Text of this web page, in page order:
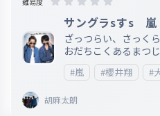
サングラsすs 嵐
ざっつらい、さっく
おだちこくあるまつ
おちゃんさ！ おお
ならす、、にのおお
#嵐 #櫻井翔 #
胡麻太朗